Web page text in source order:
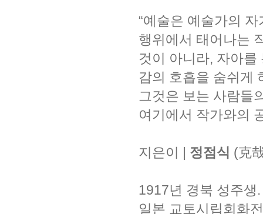
“예술은 예술가의
행위에서 태어나는
것이 아니라, 자아
감의 호흡을 숨쉬게
그것은 보는 사람들
여기에서 작가와의
지은이 | 정점식 (克
1917년 경북 성주생
일본 교토시립회화